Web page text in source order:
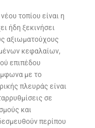
τοπίου είναι η
ήδη ξεκινήσει
αξιωματούχους
κεφαλαίων,
επιπέδου
με το
πλευράς είναι
σε
και
περίπου